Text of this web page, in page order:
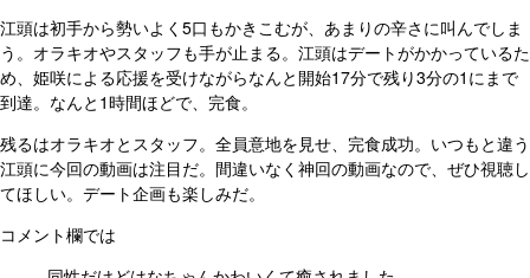
江頭は初手から勢いよく5口もかきこむが、あまりの辛さに叫んでしま
う。オラキオやスタッフも手が止まる。江頭はデートがかかっているた
め、姫咲による応援を受けながらなんと開始17分で残り3分の1にまで
到達。なんと1時間ほどで、完食。
残るはオラキオとスタッフ。全員意地を見せ、完食成功。いつもと違う
江頭に今回の動画は注目だ。間違いなく神回の動画なので、ぜひ視聴し
てほしい。デート企画も楽しみだ。
コメント欄では